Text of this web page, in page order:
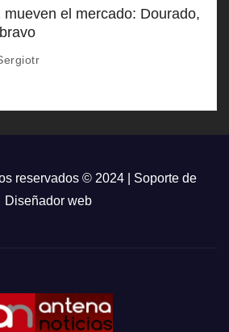
el mercado: Dourado,
reservados © 2024 | Soporte de
Diseñador web